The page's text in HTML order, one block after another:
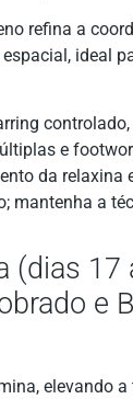
refina a
ideal
controlado,
e
da relaxina
mantenha a
(dias
e
elevando